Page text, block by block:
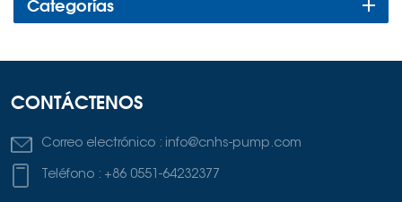
Categorías
CONTÁCTENOS
Correo electrónico : info@cnhs-pump.com
Teléfono : +86 0551-64232377